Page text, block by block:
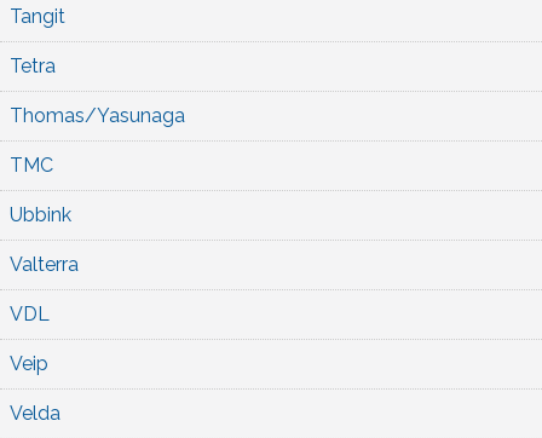
Tangit
Tetra
Thomas/Yasunaga
TMC
Ubbink
Valterra
VDL
Veip
Velda